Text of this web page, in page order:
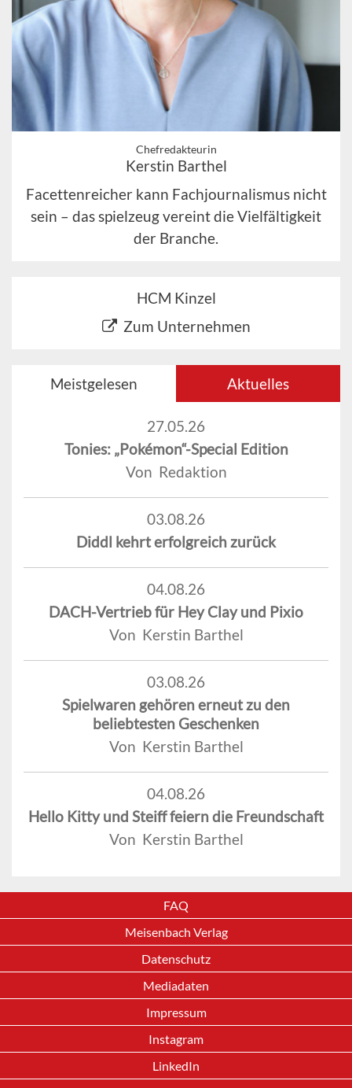
Chefredakteurin
Kerstin Barthel
Facettenreicher kann Fachjournalismus nicht
sein – das spielzeug vereint die Vielfältigkeit
der Branche.
HCM Kinzel
Zum Unternehmen
Meistgelesen Aktuelles
27.05.26
Tonies: „Pokémon“-Special Edition
Von Redaktion
03.08.26
Diddl kehrt erfolgreich zurück
04.08.26
DACH-Vertrieb für Hey Clay und Pixio
Von Kerstin Barthel
03.08.26
Spielwaren gehören erneut zu den
beliebtesten Geschenken
Von Kerstin Barthel
04.08.26
Hello Kitty und Steiff feiern die Freundschaft
Von Kerstin Barthel
FAQ
Meisenbach Verlag
Datenschutz
Mediadaten
Impressum
Instagram
LinkedIn